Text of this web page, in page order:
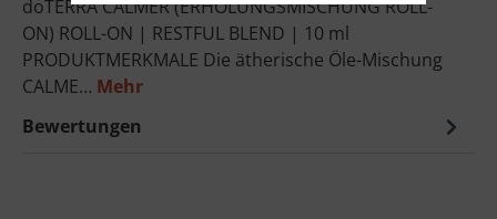
doTERRA CALMER (ERHOLUNGSMISCHUNG ROLL-
ON) ROLL-ON | RESTFUL BLEND | 10 ml
PRODUKTMERKMALE Die ätherische Öle-Mischung
CALME… Mehr
Bewertungen